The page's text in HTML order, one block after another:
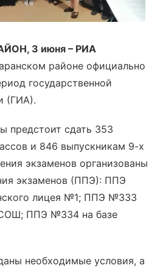
3 июня – РИА
районе официально
государственной
(ГИА).
предстоит сдать 353
и 846 выпускникам 9-х
экзаменов организованы
экзаменов (ППЭ): ППЭ
лицея №1; ППЭ №333
СОШ; ППЭ №334 на базе
необходимые условия, а